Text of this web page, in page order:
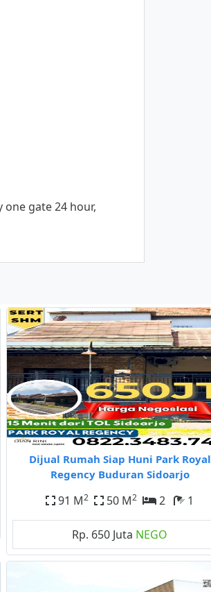
gate 24 hour,
Dijual Rumah Siap Huni Park Royal
Regency Buduran Sidoarjo
91 M2 50 M2 2 1
Rp. 650 Juta NEGO